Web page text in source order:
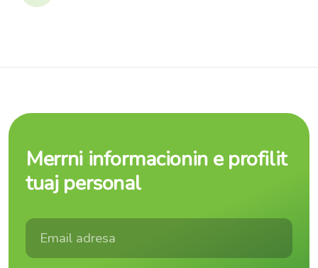
Merrni informacionin e profilit
tuaj personal